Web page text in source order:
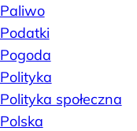
Paliwo
Podatki
Pogoda
Polityka
Polityka społeczna
Polska